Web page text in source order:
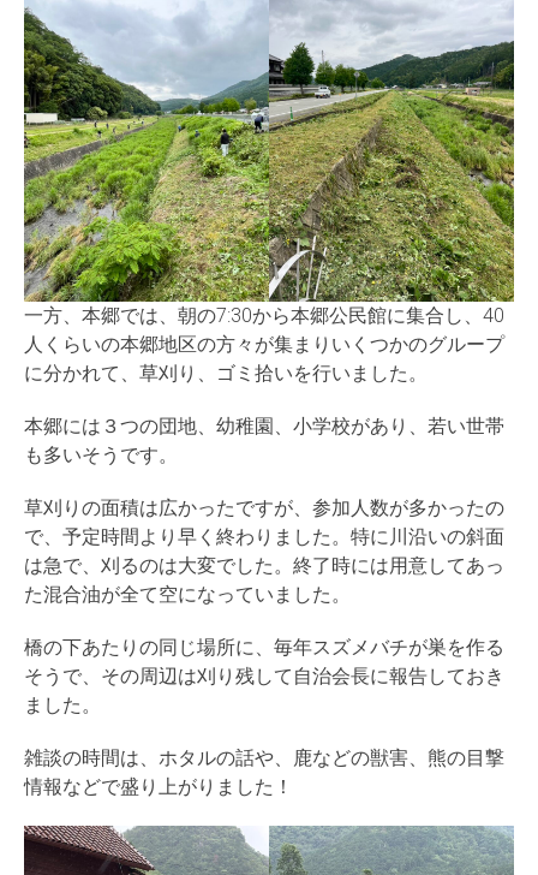
一方、本郷では、朝の7:30から本郷公民館に集合し、40
人くらいの本郷地区の方々が集まりいくつかのグループ
に分かれて、草刈り、ゴミ拾いを行いました。
本郷には３つの団地、幼稚園、小学校があり、若い世帯
も多いそうです。
草刈りの面積は広かったですが、参加人数が多かったの
で、予定時間より早く終わりました。特に川沿いの斜面
は急で、刈るのは大変でした。終了時には用意してあっ
た混合油が全て空になっていました。
橋の下あたりの同じ場所に、毎年スズメバチが巣を作る
そうで、その周辺は刈り残して自治会長に報告しておき
ました。
雑談の時間は、ホタルの話や、鹿などの獣害、熊の目撃
情報などで盛り上がりました！